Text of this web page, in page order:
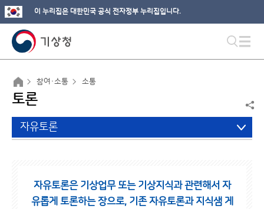
이 누리집은 대한민국 공식 전자정부 누리집입니다.
참여·소통 소통
토론
자유토론
자유토론은 기상업무 또는 기상지식과 관련해서 자
유롭게 토론하는 장으로, 기존 자유토론과 지식샘 게